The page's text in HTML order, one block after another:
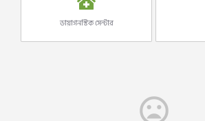
ডায়াগনস্টিক সেন্টার